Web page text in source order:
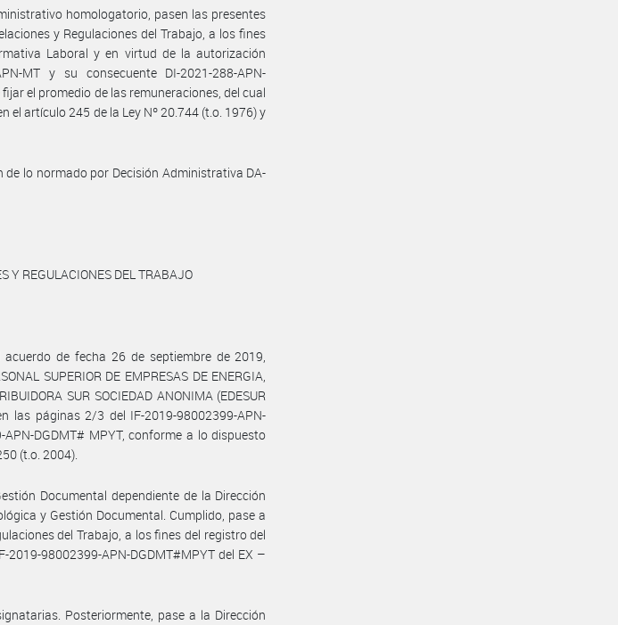
homologatorio, pasen las presentes
y Regulaciones del Trabajo, a los fines
Laboral y en virtud de la autorización
MT y su consecuente DI-2021-288-APN-
el promedio de las remuneraciones, del cual
el artículo 245 de la Ley Nº 20.744 (t.o. 1976) y
lo normado por Decisión Administrativa DA-
Y REGULACIONES DEL TRABAJO
acuerdo de fecha 26 de septiembre de 2019,
SUPERIOR DE EMPRESAS DE ENERGIA,
SUR SOCIEDAD ANONIMA (EDESUR
las páginas 2/3 del IF-2019-98002399-APN-
DGDMT# MPYT, conforme a lo dispuesto
(t.o. 2004).
Documental dependiente de la Dirección
y Gestión Documental. Cumplido, pase a
del Trabajo, a los fines del registro del
98002399-APN-DGDMT#MPYT del EX­ ­–
Posteriormente, pase a la Dirección